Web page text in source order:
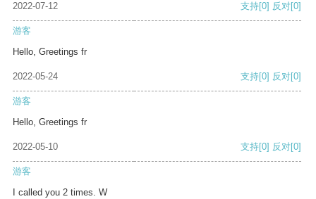
2022-07-12 支持[0] 反对[0]
游客
Hello, Greetings fr
2022-05-24 支持[0] 反对[0]
游客
Hello, Greetings fr
2022-05-10 支持[0] 反对[0]
游客
I called you 2 times. W